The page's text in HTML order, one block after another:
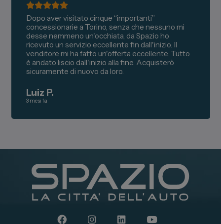
Dopo aver visitato cinque “importanti”
concessionarie a Torino, senza che nessuno mi
desse nemmeno un'occhiata, da Spazio ho
ricevuto un servizio eccellente fin dall'inizio. Il
venditore mi ha fatto un'offerta eccellente. Tutto
è andato liscio dall'inizio alla fine. Acquisterò
sicuramente di nuovo da loro.
Luiz P.
3 mesi fa